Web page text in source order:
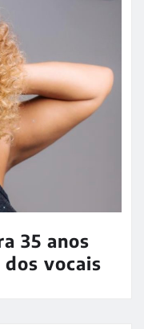
35 anos
vocais